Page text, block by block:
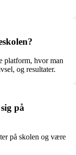
platform, hvor man
og resultater.
på
på skolen og være